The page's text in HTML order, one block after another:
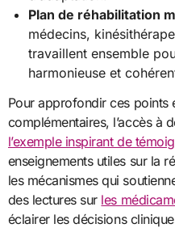
Plan de réhabilitation
médecins,
travaillent ensemble
harmonieuse et
Pour approfondir ces points
complémentaires, l’accès à
l’exemple inspirant de
enseignements utiles sur la
les mécanismes qui
des lectures sur les
éclairer les décisions